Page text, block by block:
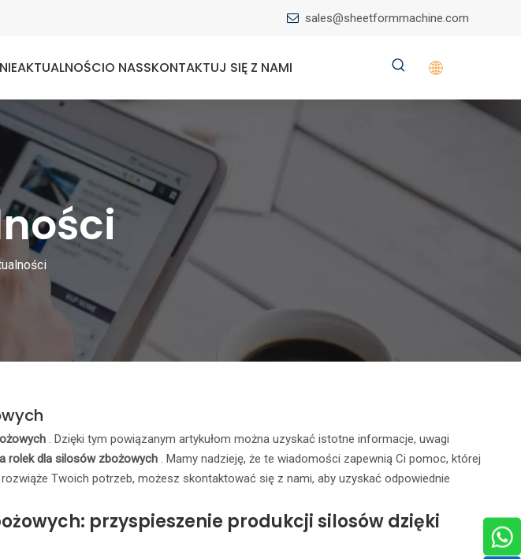
 sales@sheetformmachine.com
AKTUALNOŚCIO NASSKONTAKTUJ SIĘ Z NAMI
. Dzięki tym powiązanym artykułom można uzyskać istotne informacje, uwagi
rolek dla silosów zbożowych . Mamy nadzieję, że te wiadomości zapewnią Ci pomoc, której
Twoich potrzeb, możesz skontaktować się z nami, aby uzyskać odpowiednie
przyspieszenie produkcji silosów dzięki